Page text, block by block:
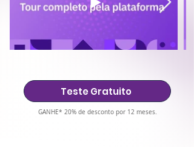
Teste Gratuito
GANHE* 20% de desconto por 12 meses.